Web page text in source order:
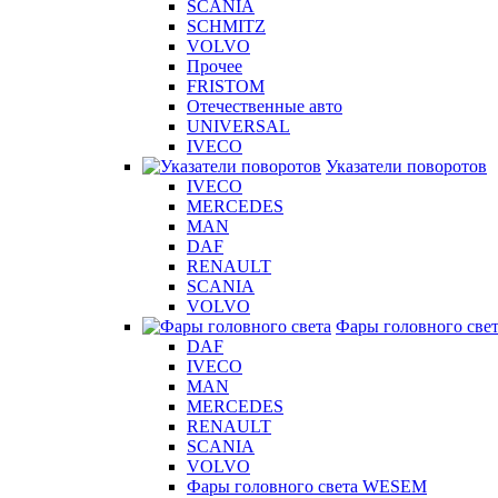
SCANIA
SCHMITZ
VOLVO
Прочее
FRISTOM
Отечественные авто
UNIVERSAL
IVECO
Указатели поворотов
IVECO
MERCEDES
MAN
DAF
RENAULT
SCANIA
VOLVO
Фары головного
DAF
IVECO
MAN
MERCEDES
RENAULT
SCANIA
VOLVO
Фары головного света WESEM